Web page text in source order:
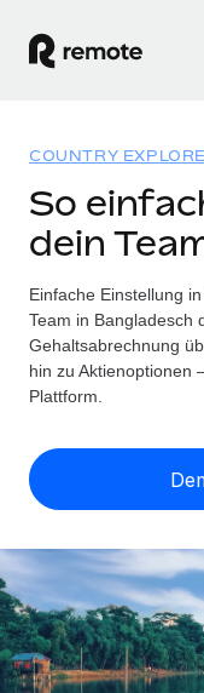
WELTWEITE
Globale
Einfache,
Employer of
Weltweites
Contractor of
Rechtssichere,
Globales
Freelancer:innen
PEO
Auslagern von
Lösungen
WELTWEITE
Country
Einfache
Startups
Agile HR- und
Ressourcen
TOOLS UND
Informationen
Preise
Nederlands
Français
COUNTRY
So
dein
Einfache Einstellung
Team in Bangladesch
Gehaltsabrechnung
hin zu Aktienoptionen
Plattform.